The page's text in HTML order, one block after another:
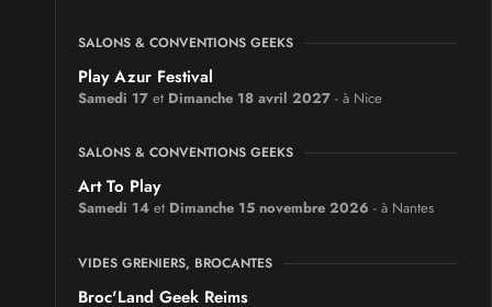
SALONS & CONVENTIONS GEEKS
Play Azur Festival
Samedi 17 et Dimanche 18 avril 2027 - à Nice
SALONS & CONVENTIONS GEEKS
Art To Play
Samedi 14 et Dimanche 15 novembre 2026 - à Nantes
VIDES GRENIERS, BROCANTES
Broc'Land Geek Reims